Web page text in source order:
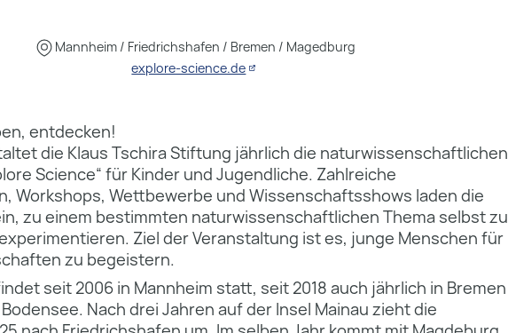
Mannheim / Friedrichshafen / Bremen / Magedburg
explore-science.de
entdecken!
die Klaus Tschira Stiftung jährlich die naturwissenschaftlichen
Science“ für Kinder und Jugendliche. Zahlreiche
Workshops, Wettbewerbe und Wissenschaftsshows laden die
zu einem bestimmten naturwissenschaftlichen Thema selbst zu
Ziel der Veranstaltung ist es, junge Menschen für
zu begeistern.
seit 2006 in Mannheim statt, seit 2018 auch jährlich in Bremen
Nach drei Jahren auf der Insel Mainau zieht die